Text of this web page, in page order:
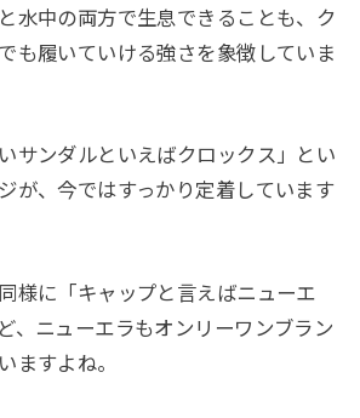
水中の両方で生息できることも、ク
も履いていける強さを象徴していま
サンダルといえばクロックス」とい
が、今ではすっかり定着しています
様に「キャップと言えばニューエ
、ニューエラもオンリーワンブラン
ますよね。